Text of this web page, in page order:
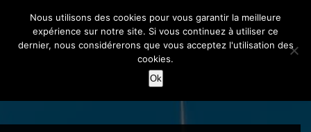
HOME
RÉALISATIONS
Nous utilisons des cookies pour vous garantir la meilleure
expérience sur notre site. Si vous continuez à utiliser ce
dernier, nous considérerons que vous acceptez l'utilisation des
cookies.
Ok